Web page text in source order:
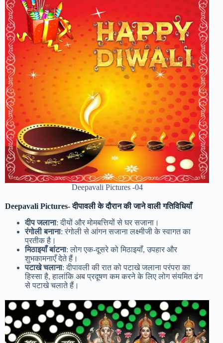
Deepavali Pictures -04
Deepavali Pictures-दीपावली के दौरान की जाने वाली गतिविधियाँ
दीप जलाना: दीयों और मोमबत्तियों से घर सजाना।
रंगोली बनाना: रंगोली से आंगन सजाना लक्ष्मीजी के स्वागत का
प्रतीक है।
मिठाइयाँ बांटना: लोग एक-दूसरे को मिठाइयाँ, उपहार और
शुभकामनाएँ देते हैं।
पटाखे चलाना: दीपावली की रात को पटाखे जलाना परंपरा का
हिस्सा है, हालांकि अब प्रदूषण कम करने के लिए लोग संयमित ढंग
से पटाखे चलाते हैं।